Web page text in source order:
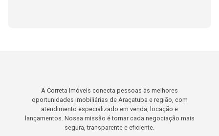
A Correta Imóveis conecta pessoas às melhores
oportunidades imobiliárias de Araçatuba e região, com
atendimento especializado em venda, locação e
lançamentos. Nossa missão é tornar cada negociação mais
segura, transparente e eficiente.